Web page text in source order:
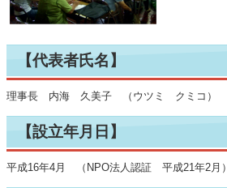
【代表者氏名】
理事長 内海 久美子 （ウツミ クミコ）
【設立年月日】
平成16年4月 （NPO法人認証 平成21年2月）